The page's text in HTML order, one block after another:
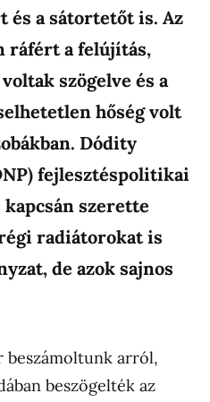
és a sátortetőt is. Az
ráfért a felújítás,
szögelve és a
hőség volt
Dódity
fejlesztéspolitikai
szerette
radiátorokat is
de azok sajnos
beszámoltunk arról,
beszögelték az